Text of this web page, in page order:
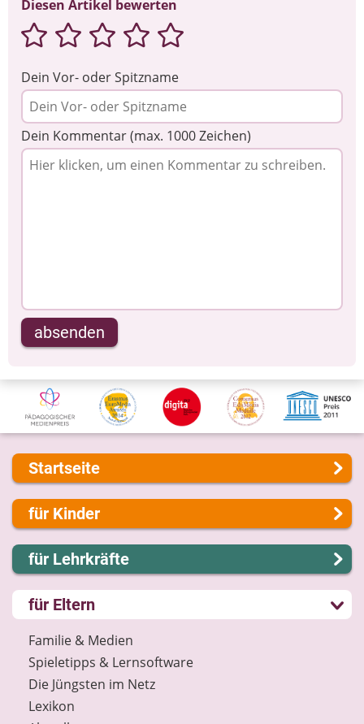
Diesen Artikel bewerten
Dein Vor- oder Spitzname
Dein Kommentar (max. 1000 Zeichen)
absenden
Startseite
Über uns
Presse
Kontakt
Impressum
Internet-ABC Sitemap
Barrierefreiheit
Länderprojekte
für Kinder
Lernen und Schule
Hobby und Freizeit
Spiel und Spaß
Mitreden und Mitmachen
Lexikon
Datenschutz
Newsletter
für Lehrkräfte
Lernmodule
Unterrichts­materialien
Internet-ABC-Schule
Praxishilfen
Aktuelles
Materialbestellung
für Eltern
Familie & Medien
Spieletipps & Lernsoftware
Die Jüngsten im Netz
Lexikon